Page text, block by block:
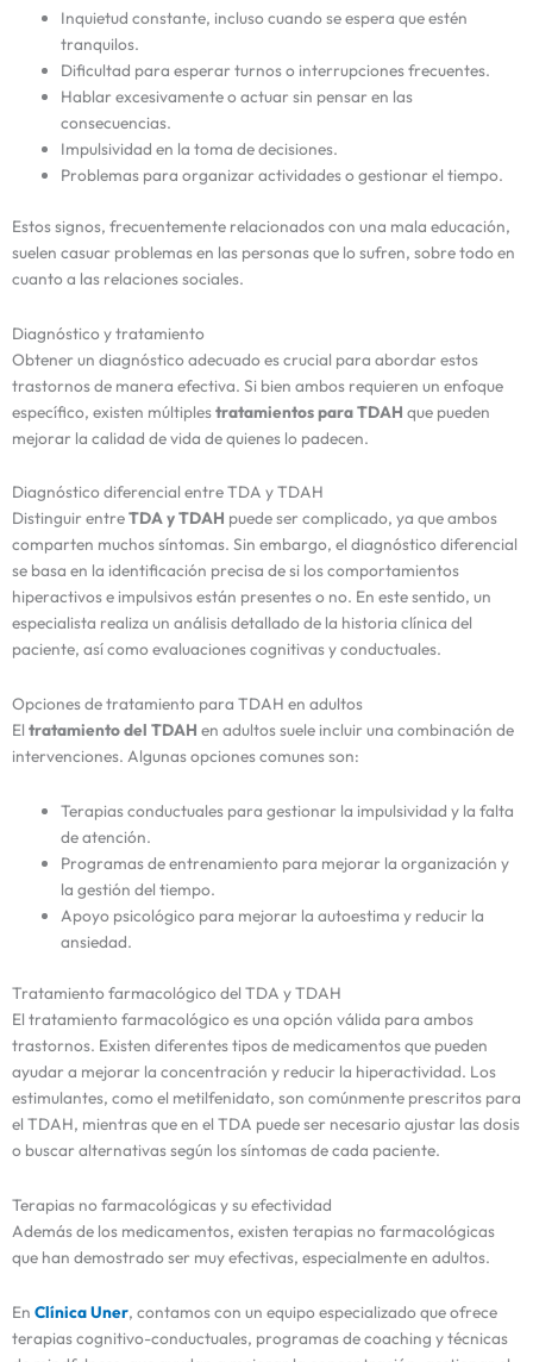
Inquietud constante, incluso cuando se espera que estén
tranquilos.
Dificultad para esperar turnos o interrupciones frecuentes.
Hablar excesivamente o actuar sin pensar en las
consecuencias.
Impulsividad en la toma de decisiones.
Problemas para organizar actividades o gestionar el tiempo.
Estos signos, frecuentemente relacionados con una mala educación,
suelen casuar problemas en las personas que lo sufren, sobre todo en
cuanto a las relaciones sociales.
Diagnóstico y tratamiento
Obtener un diagnóstico adecuado es crucial para abordar estos
trastornos de manera efectiva. Si bien ambos requieren un enfoque
específico, existen múltiplestratamientos para TDAH que pueden
mejorar la calidad de vida de quienes lo padecen.
Diagnóstico diferencial entre TDA y TDAH
Distinguir entreTDA y TDAH puede ser complicado, ya que ambos
comparten muchos síntomas. Sin embargo, el diagnóstico diferencial
se basa en la identificación precisa de si los comportamientos
hiperactivos e impulsivos están presentes o no. En este sentido, un
especialista realiza un análisis detallado de la historia clínica del
paciente, así como evaluaciones cognitivas y conductuales.
Opciones de tratamiento para TDAH en adultos
El tratamiento del TDAH en adultos suele incluir una combinación de
intervenciones. Algunas opciones comunes son:
Terapias conductuales para gestionar la impulsividad y la falta
de atención.
Programas de entrenamiento para mejorar la organización y
la gestión del tiempo.
Apoyo psicológico para mejorar la autoestima y reducir la
ansiedad.
Tratamiento farmacológico del TDA y TDAH
El tratamiento farmacológico es una opción válida para ambos
trastornos. Existen diferentes tipos de medicamentos que pueden
ayudar a mejorar la concentración y reducir la hiperactividad. Los
estimulantes, como el metilfenidato, son comúnmente prescritos para
el TDAH, mientras que en el TDA puede ser necesario ajustar las dosis
o buscar alternativas según los síntomas de cada paciente.
Terapias no farmacológicas y su efectividad
Además de los medicamentos, existen terapias no farmacológicas
que han demostrado ser muy efectivas, especialmente en adultos.
En Clínica Uner, contamos con un equipo especializado que ofrece
terapias cognitivo-conductuales, programas de coaching y técnicas